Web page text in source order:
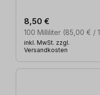
100 Milliliter (85,00 € /
8,50 €
inkl. MwSt. zzgl.
Versandkosten